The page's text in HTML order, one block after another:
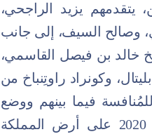
يزيد الراجحي،
وصالح السيف، إلى جانب
خالد بن فيصل القاسمي،
وكونراد راوتِنباخ من
فيما بينهم ووضع
اللمسات الأخيرة على تحضيراتهم لخوض رالي داكار 2020 على أرض المملكة